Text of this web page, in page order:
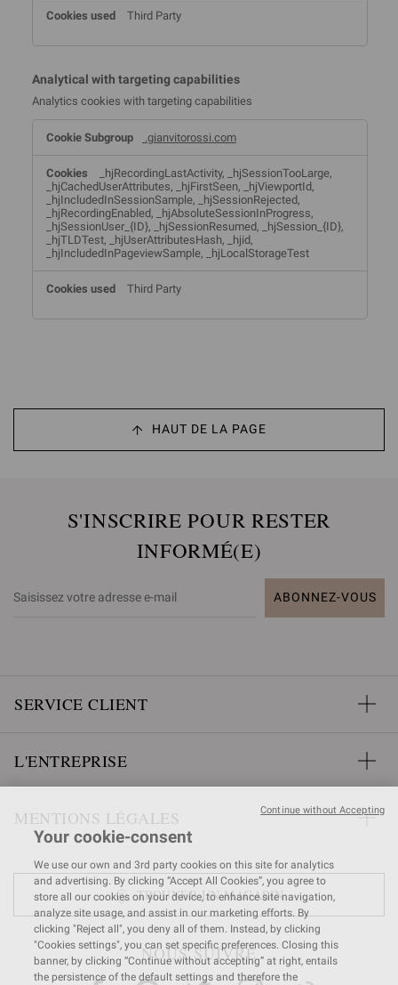
Third Party
Analytical with targeting capabilities
Analytics cookies with targeting capabilities
with
targeting
capabilities
.gianvitorossi.com
_hjRecordingLastActivity, _hjSessionTooLarge,
_hjCachedUserAttributes, _hjFirstSeen, _hjViewportId,
_hjIncludedInSessionSample, _hjSessionRejected,
_hjRecordingEnabled, _hjAbsoluteSessionInProgress,
_hjSessionUser_{ID}, _hjSessionResumed, _hjSession_{ID},
_hjTLDTest, _hjUserAttributesHash, _hjid,
_hjIncludedInPageviewSample, _hjLocalStorageTest
Third Party
HAUT DE LA PAGE
S'INSCRIRE POUR RESTER
INFORMÉ(E)
ABONNEZ-VOUS
SERVICE CLIENT
L'ENTREPRISE
MENTIONS LÉGALES
TROUVER UN MAGASIN
NOUS SUIVRE
Your cookie-consent
We use our own and 3rd party cookies on this site for analytics
and advertising. By clicking “Accept All Cookies”, you agree to
store all our cookies on your device, to enhance site navigation,
analyze site usage, and assist in our marketing efforts. By
clicking "Reject all", you deny all of them. Instead, by clicking
"Cookies settings", you can set specific preferences. Closing this
banner, by clicking “Continue without accepting” at right, entails
the persistence of the default settings and therefore the
Continue without Accepting